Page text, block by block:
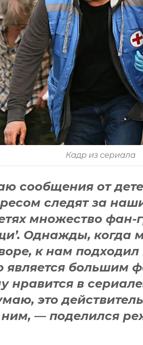
Кадр из сериала
сообщения от
следят за
множество фан-
Однажды, когда
к нам подходил
является большим
нравится в
это
ним, — поделился